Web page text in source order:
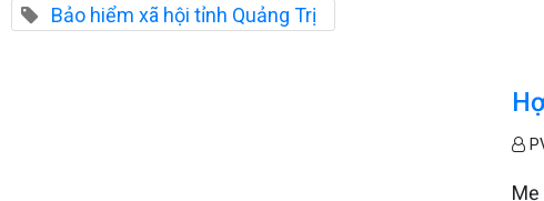
Bảo hiểm xã hội tỉnh Quảng Trị